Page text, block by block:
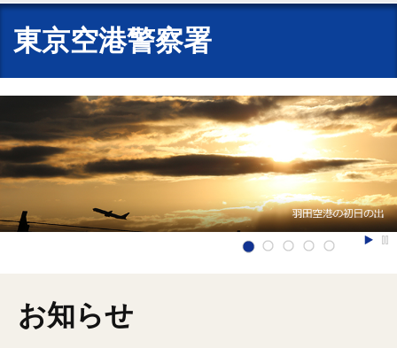
東京空港警察署
お知らせ